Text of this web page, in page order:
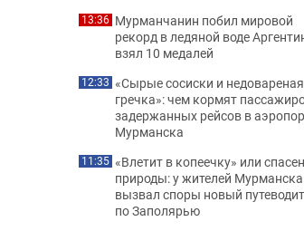
13:36 Мурманчанин побил мировой
рекорд в ледяной воде
взял 10 медалей
12:33 «Сырые сосиски и недовареная
гречка»: чем кормят
задержанных рейсов в
Мурманска
11:35 «Влетит в копеечку» или
природы: у жителей Мурманска
вызвал споры новый
по Заполярью